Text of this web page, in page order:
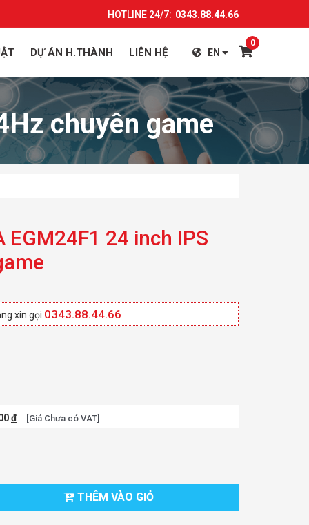
HOTLINE 24/7: 0343.88.44.66
DỰ ÁN H.THÀNH LIÊN HỆ EN
0
chuyên game
EGM24F1 24 inch IPS
xin gọi 0343.88.44.66
đ [Giá Chưa có VAT]
THÊM VÀO GIỎ